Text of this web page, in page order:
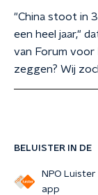
BELUISTER IN DE
NPO Luister
app
"China stoot in
een heel jaar,"
van Forum voor
zeggen? Wij